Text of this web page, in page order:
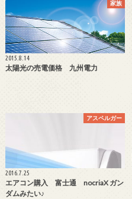
家族
2015.8.14
太陽光の売電価格 九州電力
アスペルガー
2016.7.25
エアコン購入 富士通 nocriaX ガン
ダムみたい♪